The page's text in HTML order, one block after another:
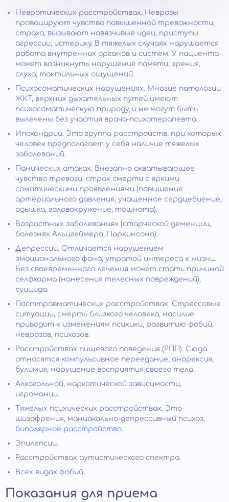
Невротических расстройствах. Неврозы
провоцируют чувство повышенной тревожности,
страха, вызывают навязчивые идеи, приступы
агрессии, истерику. В тяжелых случаях нарушается
работа внутренних органов и систем. У пациента
может возникнуть нарушение памяти, зрения,
слуха, тактильных ощущений.
Психосоматических нарушениях. Многие патологии
ЖКТ, верхних дыхательных путей имеют
психосоматическую природу, и не могут быть
вылечены без участия врача-психотерапевта.
Ипохондрии. Это группа расстройств, при которых
человек предполагает у себя наличие тяжелых
заболеваний.
Панических атаках. Внезапно охватывающее
чувство тревоги, страх смерти с яркими
соматическими проявлениями (повышение
артериального давления, учащенное сердцебиение,
одышка, головокружение, тошнота).
Возрастных заболеваниях (старческой деменции,
болезнях Альцгеймера, Паркинсона).
Депрессии. Отличается нарушением
эмоционального фона, утратой интереса к жизни.
Без своевременного лечения может стать причиной
селфхарма (нанесения телесных повреждений),
суицида.
Посттравматических расстройствах. Стрессовые
ситуации, смерть близкого человека, насилие
приводит к изменениям психики, развитию фобий,
неврозов, психозов.
Расстройствах пищевого поведения (РПП). Сюда
относятся компульсивное переедание, анорексия,
булимия, нарушение восприятия своего тела.
Алкогольной, наркотической зависимости,
игромании.
Тяжелых психических расстройствах. Это
шизофрения, маниакально-депрессивный психоз,
биполярное расстройство.
Эпилепсии.
Расстройствах аутистического спектра.
Всех видах фобий.
Показания для приема